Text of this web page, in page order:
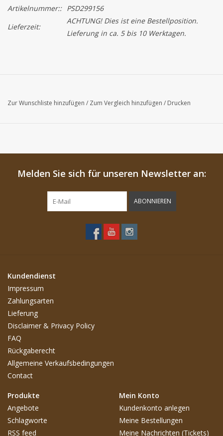
Artikelnummer:: PSD299156
Lieferzeit:
ACHTUNG! Dies ist eine Bestellposition.
Lieferung in ca. 5 bis 10 Werktagen.
Zur Wunschliste hinzufügen / Zum Vergleich hinzufügen / Drucken
Melden Sie sich für unseren Newsletter an:
ABONNIEREN
Kundendienst
Impressum
Zahlungsarten
Lieferung
Disclaimer & Privacy Policy
FAQ
Rückgaberecht
Allgemeine Verkaufsbedingungen
Contact
Produkte
Angebote
Schlagworte
RSS feed
Mein Konto
Kundenkonto anlegen
Meine Bestellungen
Meine Nachrichten (Tickets)